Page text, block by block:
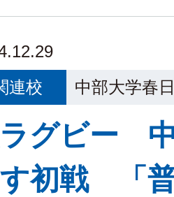
連校
中部大学春
グビー
初戦 「